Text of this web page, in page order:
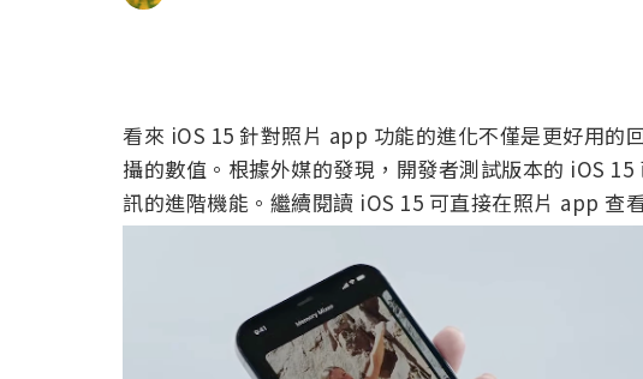
看來 iOS 15 針對照片 app 功能的進化不僅是更好用的
攝的數值。根據外媒的發現，開發者測試版本的 iOS
訊的進階機能。繼續閱讀 iOS 15 可直接在照片 app 查